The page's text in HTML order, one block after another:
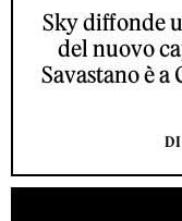
Sky diffonde
del nuovo
Savastano è